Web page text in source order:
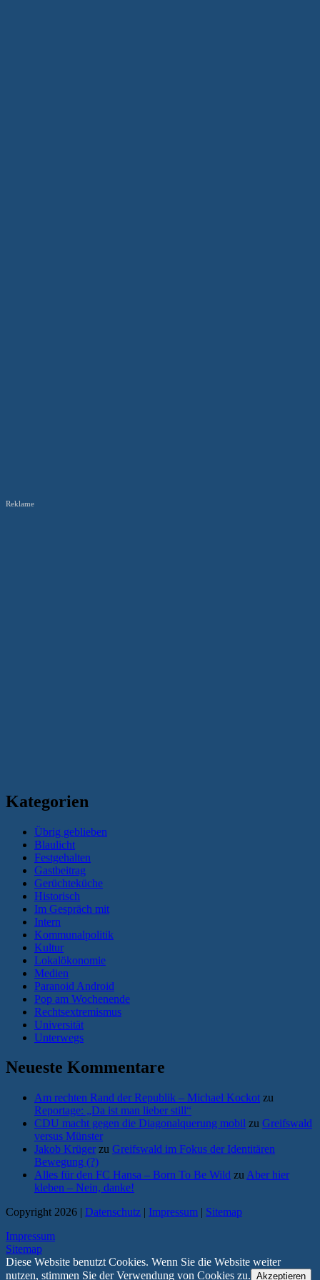
Reklame
Kategorien
Übrig geblieben
Blaulicht
Festgehalten
Gastbeitrag
Gerüchteküche
Historisch
Im Gespräch mit
Intern
Kommunalpolitik
Kultur
Lokalökonomie
Medien
Paranoid Android
Pop am Wochenende
Rechtsextremismus
Universität
Unterwegs
Neueste Kommentare
Am rechten Rand der Republik – Michael Kockot zu
Reportage: „Da ist man lieber still“
CDU macht gegen die Diagonalquerung mobil zu Greifswald
versus Münster
Jakob Krüger zu Greifswald im Fokus der Identitären
Bewegung (?)
Alles für den FC Hansa – Born To Be Wild zu Aber hier
kleben – Nein, danke!
Copyright 2026 | Datenschutz | Impressum | Sitemap
Impressum
Sitemap
Diese Website benutzt Cookies. Wenn Sie die Website weiter
nutzen, stimmen Sie der Verwendung von Cookies zu. Akzeptieren